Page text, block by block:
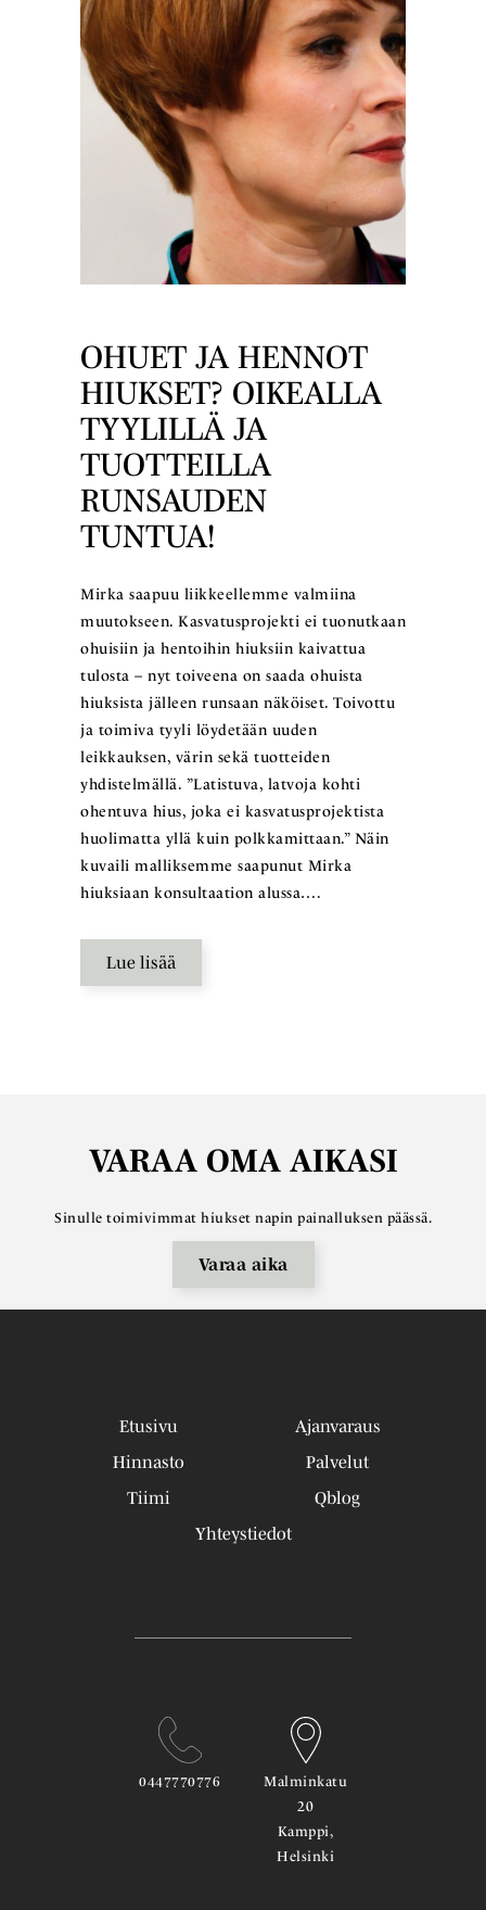
OHUET JA HENNOT
HIUKSET? OIKEALLA
TYYLILLÄ JA
TUOTTEILLA
RUNSAUDEN
TUNTUA!
Mirka saapuu liikkeellemme valmiina
muutokseen. Kasvatusprojekti ei tuonutkaan
ohuisiin ja hentoihin hiuksiin kaivattua
tulosta – nyt toiveena on saada ohuista
hiuksista jälleen runsaan näköiset. Toivottu
ja toimiva tyyli löydetään uuden
leikkauksen, värin sekä tuotteiden
yhdistelmällä. ”Latistuva, latvoja kohti
ohentuva hius, joka ei kasvatusprojektista
huolimatta yllä kuin polkkamittaan.” Näin
kuvaili malliksemme saapunut Mirka
hiuksiaan konsultaation alussa….
Lue lisää
VARAA OMA AIKASI
Sinulle toimivimmat hiukset napin painalluksen päässä.
Varaa aika
Etusivu
Ajanvaraus
Hinnasto
Palvelut
Tiimi
Qblog
Yhteystiedot
0447770776
Malminkatu
20
Kamppi,
Helsinki